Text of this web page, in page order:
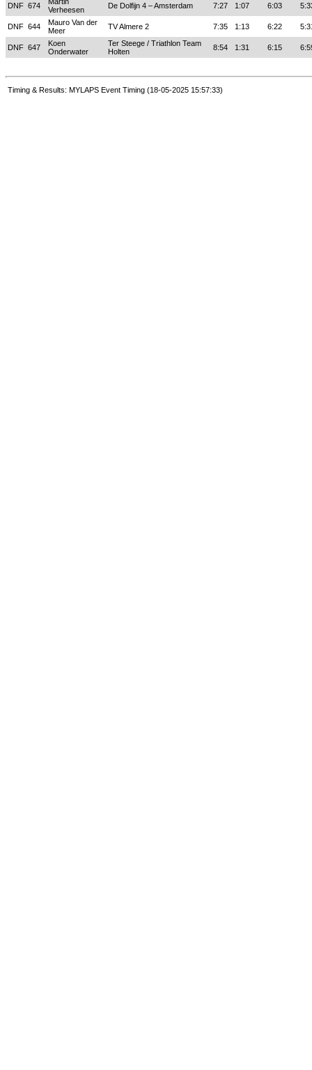
DNF 674
Verheesen
De Dolfijn 4 – Amsterdam 7:27 1:07 6:03
DNF 644
Mauro Van der
Meer
TV Almere 2 7:35 1:13 6:22
DNF 647
Koen
Onderwater
Ter Steege / Triathlon Team
Holten
8:54 1:31 6:15
Timing & Results: MYLAPS Event Timing (18-05-2025 15:57:33)